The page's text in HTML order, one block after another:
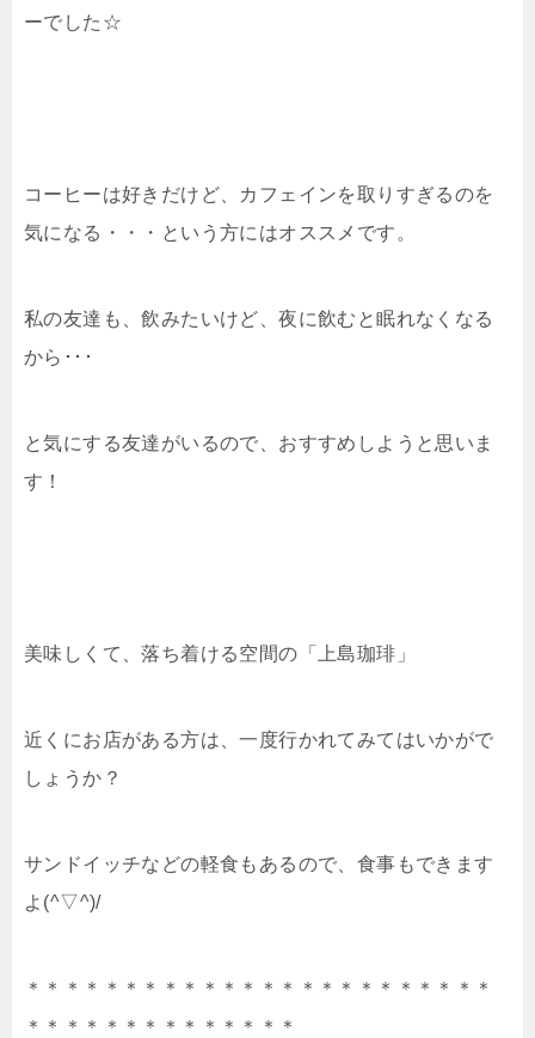
ーでした☆
コーヒーは好きだけど、カフェインを取りすぎるのを
気になる・・・という方にはオススメです。
私の友達も、飲みたいけど、夜に飲むと眠れなくなる
から･･･
と気にする友達がいるので、おすすめしようと思いま
す！
美味しくて、落ち着ける空間の「上島珈琲」
近くにお店がある方は、一度行かれてみてはいかがで
しょうか？
サンドイッチなどの軽食もあるので、食事もできます
よ(^▽^)/
＊＊＊＊＊＊＊＊＊＊＊＊＊＊＊＊＊＊＊＊＊＊＊＊
＊＊＊＊＊＊＊＊＊＊＊＊＊＊